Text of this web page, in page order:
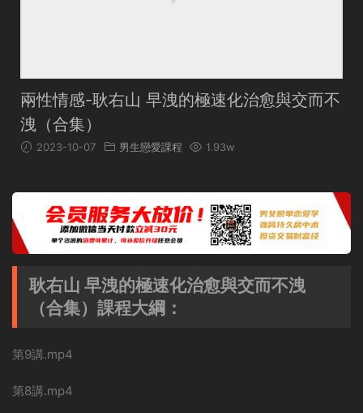
兩性情感-耿右山 早洩的極速化治愈與交而不
洩（合集）
2023-10-07 男生戀愛課程 1.93w
耿右山 早洩的極速化治愈與交而不洩
（合集）課程大綱：
第9講.mp4
第8講.mp4